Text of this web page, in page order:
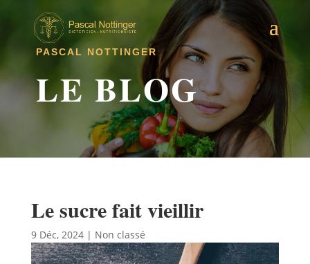
PASCAL NOTTINGER
LE BLOG
Le sucre fait vieillir
9 Déc, 2024| Non classé